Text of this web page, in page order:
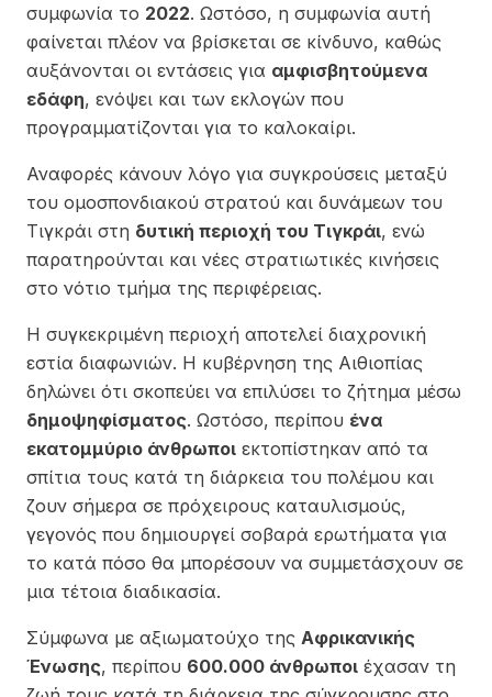
συμφωνία το 2022. Ωστόσο, η συμφωνία αυτή
φαίνεται πλέον να βρίσκεται σε κίνδυνο, καθώς
αυξάνονται οι εντάσεις για αμφισβητούμενα
εδάφη, ενόψει και των εκλογών που
προγραμματίζονται για το καλοκαίρι.
Αναφορές κάνουν λόγο για συγκρούσεις μεταξύ
του ομοσπονδιακού στρατού και δυνάμεων του
Τιγκράι στη δυτική περιοχή του Τιγκράι, ενώ
παρατηρούνται και νέες στρατιωτικές κινήσεις
στο νότιο τμήμα της περιφέρειας.
Η συγκεκριμένη περιοχή αποτελεί διαχρονική
εστία διαφωνιών. Η κυβέρνηση της Αιθιοπίας
δηλώνει ότι σκοπεύει να επιλύσει το ζήτημα μέσω
δημοψηφίσματος. Ωστόσο, περίπου ένα
εκατομμύριο άνθρωποι εκτοπίστηκαν από τα
σπίτια τους κατά τη διάρκεια του πολέμου και
ζουν σήμερα σε πρόχειρους καταυλισμούς,
γεγονός που δημιουργεί σοβαρά ερωτήματα για
το κατά πόσο θα μπορέσουν να συμμετάσχουν σε
μια τέτοια διαδικασία.
Σύμφωνα με αξιωματούχο της Αφρικανικής
Ένωσης, περίπου 600.000 άνθρωποι έχασαν τη